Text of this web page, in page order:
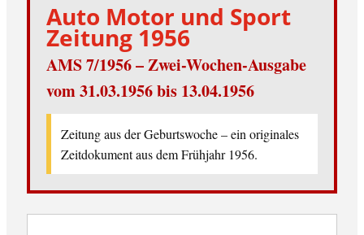
Auto Motor und Sport
Zeitung 1956
AMS 7/1956 – Zwei-Wochen-Ausgabe
vom 31.03.1956 bis 13.04.1956
Zeitung aus der Geburtswoche – ein originales
Zeitdokument aus dem Frühjahr 1956.